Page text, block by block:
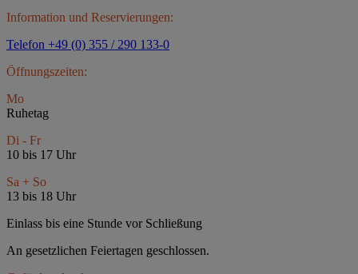
Information und Reservierungen:
Telefon +49 (0) 355 / 290 133-0
Öffnungszeiten:
Mo
Ruhetag
Di - Fr
10 bis 17 Uhr
Sa + So
13 bis 18 Uhr
Einlass bis eine Stunde vor Schließung
An gesetzlichen Feiertagen geschlossen.